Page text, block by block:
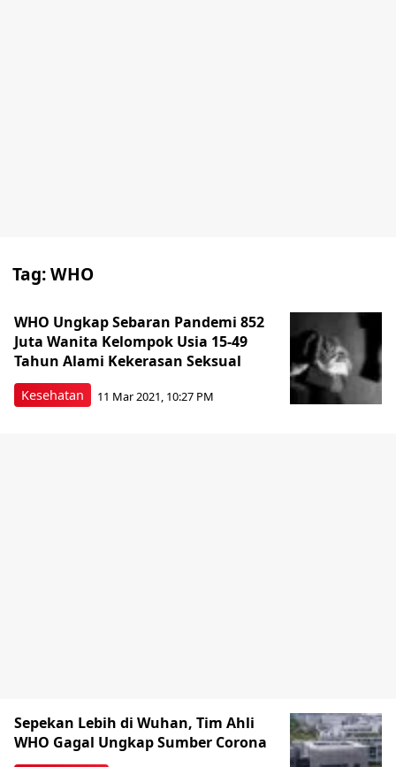
Tag:WHO
Kesehatan
WHO Ungkap Sebaran Pandemi 852
Juta Wanita Kelompok Usia 15-49
Tahun Alami Kekerasan Seksual
11 Mar 2021, 10:27 PM
Sepekan Lebih di Wuhan, Tim Ahli
WHO Gagal Ungkap Sumber Corona